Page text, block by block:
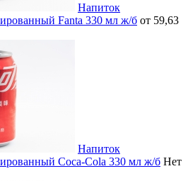
Напиток
Fanta 330 мл ж/б от 59,63
Напиток
Coca-Cola 330 мл ж/б Нет